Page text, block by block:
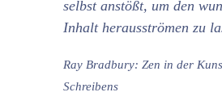
selbst anstößt, um den
Inhalt herausströmen zu
Ray Bradbury: Zen in der
Schreibens